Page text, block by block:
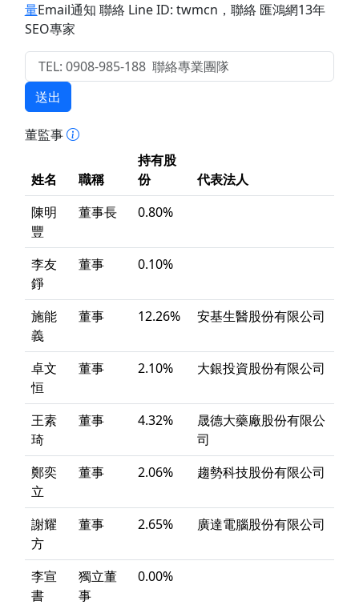
量Email通知 聯絡 Line ID: twmcn ，聯絡 匯鴻網13年
SEO專家
送出
董監事
姓名 職稱
持有股
份
代表法人
陳明
豐
董事長 0.80%
李友
錚
董事 0.10%
施能
義
董事 12.26% 安基生醫股份有限公司
卓文
恒
董事 2.10% 大銀投資股份有限公司
王素
琦
董事 4.32%
晟德大藥廠股份有限公
司
鄭奕
立
董事 2.06% 趨勢科技股份有限公司
謝耀
方
董事 2.65% 廣達電腦股份有限公司
李宣
書
獨立董
事
0.00%